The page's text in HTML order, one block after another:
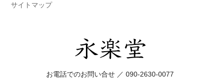
サイトマップ
お電話でのお問い合せ ／ 090-2630-0077